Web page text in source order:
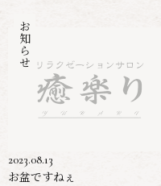
お知らせ
2023.08.13
お盆ですねぇ